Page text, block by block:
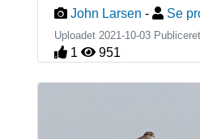
John Larsen - Se
Uploadet 2021-10-03 Publiceret
1 951